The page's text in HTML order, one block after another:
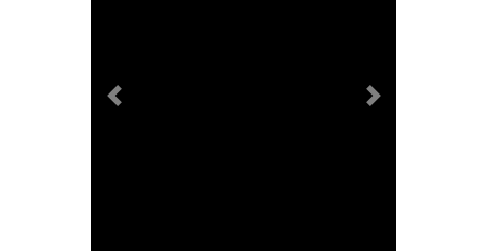
Previous Next